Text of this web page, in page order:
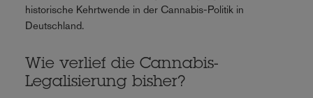
historische Kehrtwende in der Cannabis-Politik in
Deutschland.
Wie verlief die Cannabis-
Legalisierung bisher?